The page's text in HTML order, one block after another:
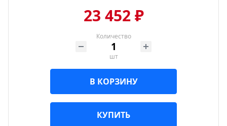
23 452 ₽
Количество
шт
В КОРЗИНУ
КУПИТЬ